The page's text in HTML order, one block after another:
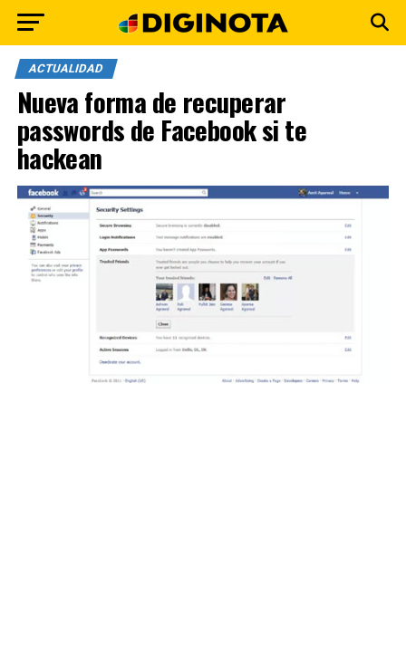
ACTUALIDAD
Nueva forma de recuperar
passwords de Facebook si te
hackean